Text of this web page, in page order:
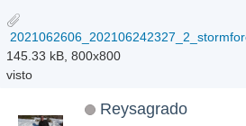
145.33 kB, 800x800
visto
Reysagrado